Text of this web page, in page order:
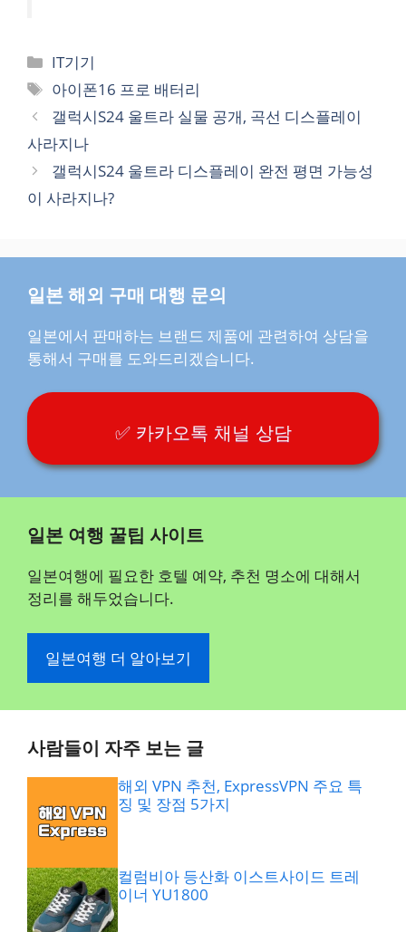
카
테
고
리
IT기기
태
그
아이폰16 프로 배터리
갤럭시S24 울트라 실물 공개, 곡선 디스플레이
사라지나
갤럭시S24 울트라 디스플레이 완전 평면 가능성
이 사라지나?
일본 해외 구매 대행 문의
일본에서 판매하는 브랜드 제품에 관련하여 상담을
통해서 구매를 도와드리겠습니다.
✅ 카카오톡 채널 상담
일본 여행 꿀팁 사이트
일본여행에 필요한 호텔 예약, 추천 명소에 대해서
정리를 해두었습니다.
일본여행 더 알아보기
사람들이 자주 보는 글
해외 VPN 추천, ExpressVPN 주요 특
징 및 장점 5가지
컬럼비아 등산화 이스트사이드 트레
이너 YU1800